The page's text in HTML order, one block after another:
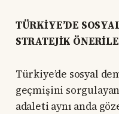
TÜRKİYE’DE
STRATEJİK
Türkiye’de sosyal
geçmişini
adaleti aynı anda